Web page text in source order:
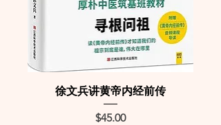
徐文兵讲黄帝内经前传
Price
$45.00